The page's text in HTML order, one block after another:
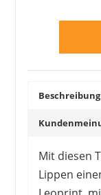
Beschreibung
Mit diesen
Lippen